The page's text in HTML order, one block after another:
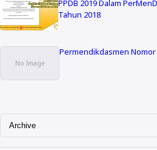
PPDB 2019 Dalam
Tahun 2018
Permendikdasmen Nomor